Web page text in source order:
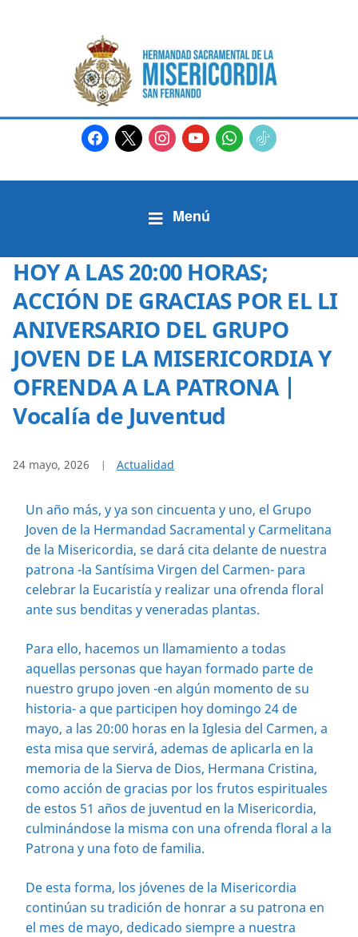
facebook
x instagram
youtubewhatsapp
tiktok2
HOY A LAS 20:00 HORAS;
ACCIÓN DE GRACIAS POR EL LI
ANIVERSARIO DEL GRUPO
JOVEN DE LA MISERICORDIA Y
OFRENDA A LA PATRONA |
Vocalía de Juventud
24 mayo, 2026 Actualidad
Un año más, y ya son cincuenta y uno, el Grupo
Joven de la Hermandad Sacramental y Carmelitana
de la Misericordia, se dará cita delante de nuestra
patrona -la Santísima Virgen del Carmen- para
celebrar la Eucaristía y realizar una ofrenda floral
ante sus benditas y veneradas plantas.
Para ello, hacemos un llamamiento a todas
aquellas personas que hayan formado parte de
nuestro grupo joven -en algún momento de su
historia- a que participen hoy domingo 24 de
mayo, a las 20:00 horas en la Iglesia del Carmen, a
esta misa que servirá, ademas de aplicarla en la
memoria de la Sierva de Dios, Hermana Cristina,
como acción de gracias por los frutos espirituales
de estos 51 años de juventud en la Misericordia,
culminándose la misma con una ofrenda floral a la
Patrona y una foto de familia.
De esta forma, los jóvenes de la Misericordia
continúan su tradición de honrar a su patrona en
el mes de mayo, dedicado siempre a nuestra